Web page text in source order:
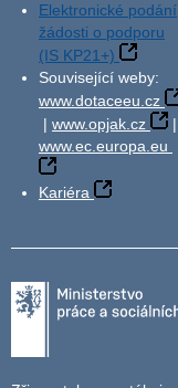
Elektronické podání
žádosti o podporu
(IS KP21+)
Související weby:
www.dotaceeu.cz
| www.opjak.cz
|
www.ec.europa.eu
Kariéra